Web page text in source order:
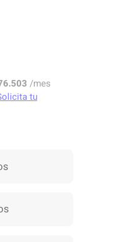
/mes
tu